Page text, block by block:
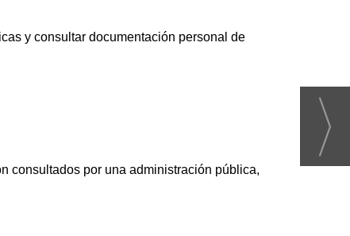
y consultar documentación personal de
consultados por una administración pública,